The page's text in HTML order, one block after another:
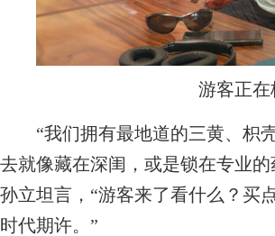
游客正
“我们拥有最地道的三黄、枳壳
去就像藏在深闺，或是锁在专业
孙立坦言，“游客来了看什么？买
时代期许。”